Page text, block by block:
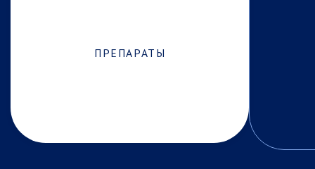
ПРЕПАРАТЫ